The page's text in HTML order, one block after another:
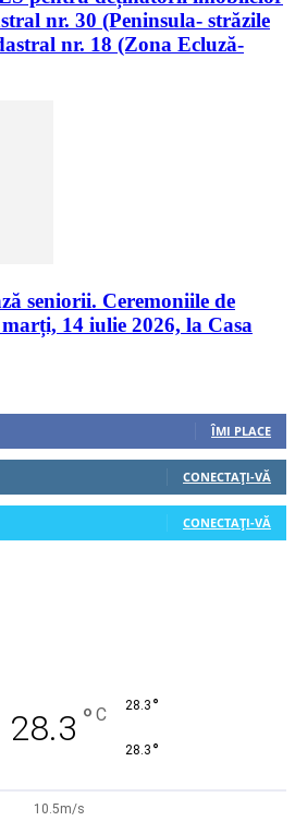
nr. 30 (Peninsula- străzile
nr. 18 (Zona Ecluză-
seniorii. Ceremoniile de
14 iulie 2026, la Casa
ÎMI PLACE
CONECTAȚI-VĂ
CONECTAȚI-VĂ
28.3 ° C 28.3 °
28.3 °
10.5m/s